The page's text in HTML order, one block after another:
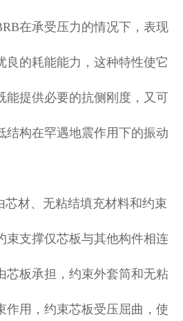
在承受压力的情况下，表现
良的耗能能力，这种特性使它
能提供必要的抗侧刚度，又可
结构在罕遇地震作用下的振动
芯材、无粘结填充材料和约束
束支撑仅芯板与其他构件相连
芯板承担，约束外套筒和无粘
作用，约束芯板受压屈曲，使